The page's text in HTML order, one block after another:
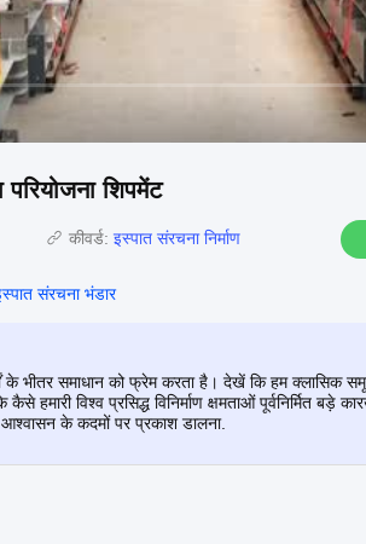
शिपमेंट
कीवर्ड: इस्पात संरचना निर्माण
संरचना भंडार
के भीतर समाधान को फ्रेम करता है। देखें कि हम क्लासिक
विश्व प्रसिद्ध विनिर्माण क्षमताओं पूर्वनिर्मित बड़े
के कदमों पर प्रकाश डालना.